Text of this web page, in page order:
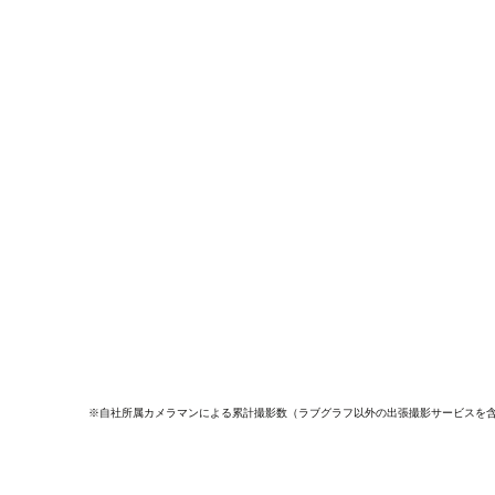
※自社所属カメラマンによる累計撮影数（ラブグラフ以外の出張撮影サービスを